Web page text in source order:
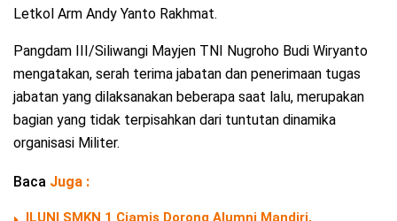
Letkol Arm Andy Yanto Rakhmat.
Pangdam III/Siliwangi Mayjen TNI Nugroho Budi Wiryanto
mengatakan, serah terima jabatan dan penerimaan tugas
jabatan yang dilaksanakan beberapa saat lalu, merupakan
bagian yang tidak terpisahkan dari tuntutan dinamika
organisasi Militer.
Baca Juga :
ILUNI SMKN 1 Ciamis Dorong Alumni Mandiri,